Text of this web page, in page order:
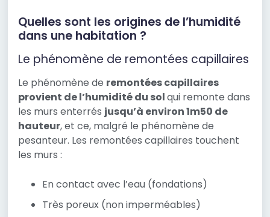
Quelles sont les origines de l’humidité
dans une habitation ?
Le phénomène de remontées capillaires
Le phénomène de remontées capillaires
provient de l’humidité du solqui remonte dans
les murs enterrés jusqu’à environ 1m50 de
hauteur, et ce, malgré le phénomène de
pesanteur. Les remontées capillaires touchent
les murs :
En contact avec l’eau (fondations)
Très poreux (non imperméables)